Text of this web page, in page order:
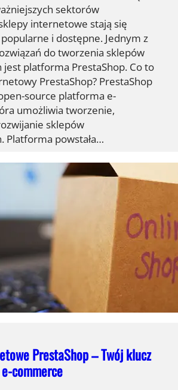
sektorów
internetowe stają się
i dostępne. Jednym z
do tworzenia sklepów
platforma PrestaShop. Co to
PrestaShop? PrestaShop
source platforma e-
umożliwia tworzenie,
sklepów
Platforma powstała…
PrestaShop – Twój klucz
commerce